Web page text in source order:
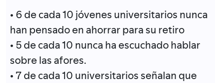
• 6 de cada 10 jóvenes universitarios nunca
han pensado en ahorrar para su retiro
• 5 de cada 10 nunca ha escuchado hablar
sobre las afores.
• 7 de cada 10 universitarios señalan que